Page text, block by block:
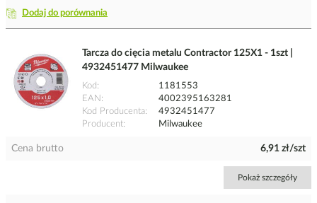
Dodaj do porównania
Tarcza do cięcia metalu Contractor 125X1 - 1szt |
4932451477 Milwaukee
Kod
1181553
EAN
4002395163281
Kod Producenta
4932451477
Producent
Milwaukee
Cena brutto 6,91 zł/szt
Pokaż szczegóły